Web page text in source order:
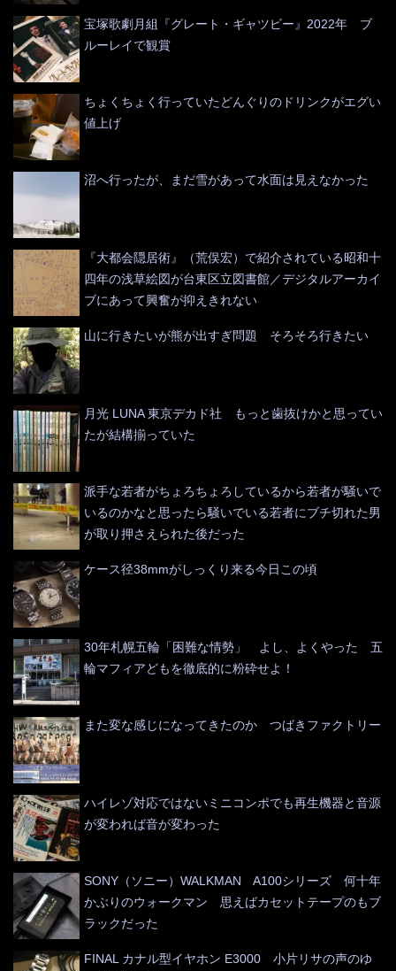
宝塚歌劇月組『グレート・ギャツビー』2022年 ブ
ルーレイで観賞
ちょくちょく行っていたどんぐりのドリンクがエグい
値上げ
沼へ行ったが、まだ雪があって水面は見えなかった
『大都会隠居術』（荒俣宏）で紹介されている昭和十
四年の浅草絵図が台東区立図書館／デジタルアーカイ
ブにあって興奮が抑えきれない
山に行きたいが熊が出すぎ問題 そろそろ行きたい
月光 LUNA 東京デカド社 もっと歯抜けかと思ってい
たが結構揃っていた
派手な若者がちょろちょろしているから若者が騒いで
いるのかなと思ったら騒いでいる若者にブチ切れた男
が取り押さえられた後だった
ケース径38mmがしっくり来る今日この頃
30年札幌五輪「困難な情勢」 よし、よくやった 五
輪マフィアどもを徹底的に粉砕せよ！
また変な感じになってきたのか つばきファクトリー
ハイレゾ対応ではないミニコンポでも再生機器と音源
が変われば音が変わった
SONY（ソニー）WALKMAN A100シリーズ 何十年
かぶりのウォークマン 思えばカセットテープのもブ
ラックだった
FINAL カナル型イヤホン E3000 小片リサの声のゆ